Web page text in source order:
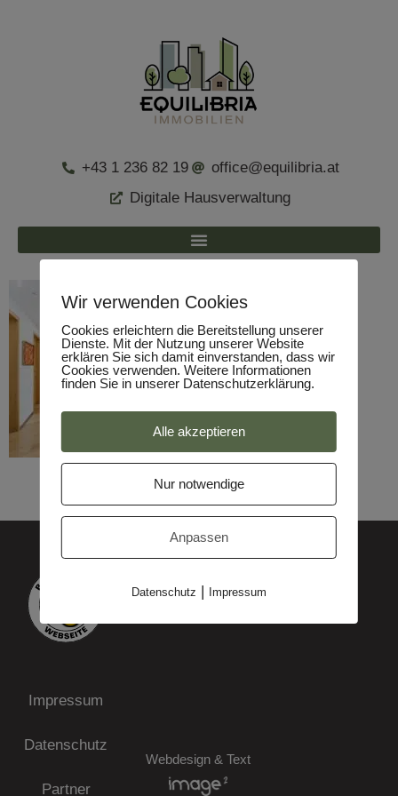
+43 1 236 82 19
office@equilibria.at
Digitale Hausverwaltung
Impressum
Datenschutz
Partner
Webdesign & Text
Wir verwenden Cookies
Cookies erleichtern die Bereitstellung unserer
Dienste. Mit der Nutzung unserer Website
erklären Sie sich damit einverstanden, dass wir
Cookies verwenden. Weitere Informationen
finden Sie in unserer Datenschutzerklärung.
Alle akzeptieren
Nur notwendige
Anpassen
Datenschutz | Impressum